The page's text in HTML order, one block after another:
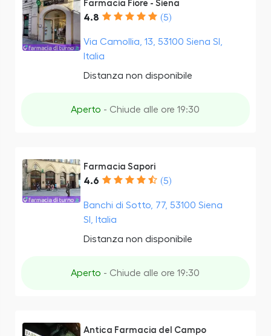
Farmacia Fiore - Siena
4.8 (5)
Via Camollia, 13, 53100 Siena SI,
Italia
Distanza non disponibile
Aperto - Chiude alle ore 19:30
Farmacia Sapori
4.6 (5)
Banchi di Sotto, 77, 53100 Siena
SI, Italia
Distanza non disponibile
Aperto - Chiude alle ore 19:30
Antica Farmacia del Campo